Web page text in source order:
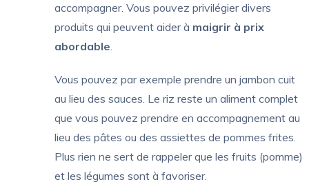
accompagner. Vous pouvez privilégier divers
produits qui peuvent aider à maigrir à prix
abordable.
Vous pouvez par exemple prendre un jambon cuit
au lieu des sauces. Le riz reste un aliment complet
que vous pouvez prendre en accompagnement au
lieu des pâtes ou des assiettes de pommes frites.
Plus rien ne sert de rappeler que les fruits (pomme)
et les légumes sont à favoriser.